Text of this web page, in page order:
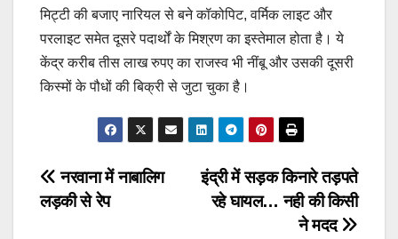
मिट्टी की बजाए नारियल से बने कॉकोपिट, वर्मिक लाइट और
परलाइट समेत दूसरे पदार्थों के मिश्रण का इस्तेमाल होता है। ये
केंद्र करीब तीस लाख रुपए का राजस्व भी नींबू और उसकी दूसरी
किस्मों के पौधों की बिक्री से जुटा चुका है।
Post
navigation
इंद्री में सड़क किनारे तड़पते
रहे घायल… नही की किसी
ने मदद
नरवाना में नाबालिग
लड़की से रेप